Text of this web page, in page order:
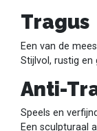
Tragus
Een van de
Stijlvol, rustig en
Anti-
Speels en
Een sculpturaal